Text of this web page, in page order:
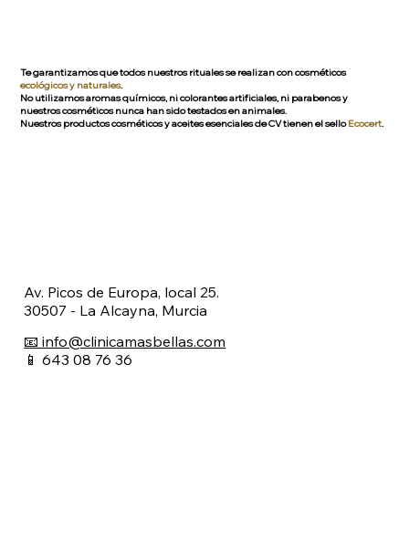
Te garantizamos que todos nuestros rituales se realizan con cosméticos
ecológicos y naturales.
No utilizamos aromas químicos, ni colorantes artificiales, ni parabenos y
nuestros cosméticos nunca han sido testados en animales.
Nuestros productos cosméticos y aceites esenciales de CV tienen el selloEcocert.
Av. Picos de Europa, local 25.
30507 - La Alcayna, Murcia
📧 info@clinicamasbellas.com
📱 643 08 76 36